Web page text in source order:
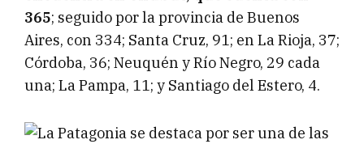
365; seguido por la provincia de Buenos
Aires, con 334; Santa Cruz, 91; en La Rioja, 37;
Córdoba, 36; Neuquén y Río Negro, 29 cada
una; La Pampa, 11; y Santiago del Estero, 4.